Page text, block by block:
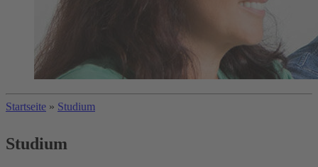
Startseite » Studium
Studium